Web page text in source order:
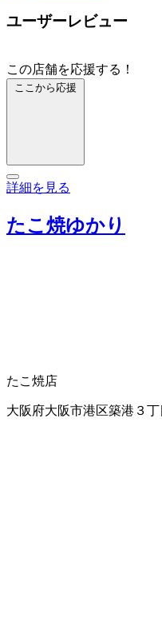
ユーザーレビュー
この店舗を応援する！
ここから応援
詳細を見る
たこ焼ゆかり
たこ焼店
大阪府大阪市港区築港３丁